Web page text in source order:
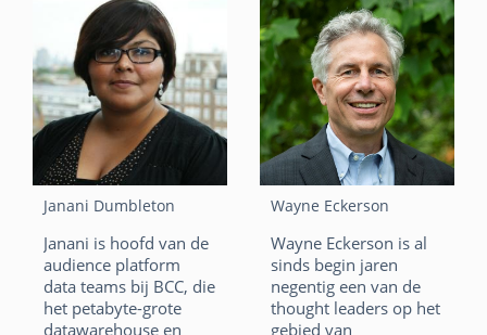
F
a
c
e
b
o
o
k
Li
n
k
e
dI
n
W
h
at
s
A
p
p
E
m
ai
l
e
b
o
o
k
e
dI
n
at
s
A
p
p
ai
l
Janani Dumbleton
Janani is hoofd van de
audience platform
data teams bij BCC, die
het petabyte-grote
datawarehouse en
Wayne Eckerson
Wayne Eckerson is al
sinds begin jaren
negentig een van de
thought leaders op het
gebied van